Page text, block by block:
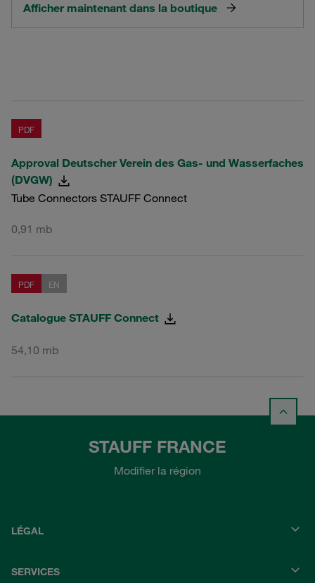
PDF
Approval Deutscher Verein des Gas- und Wasserfaches
(DVGW)
Tube Connectors STAUFF Connect
0,91 mb
PDF EN
Catalogue STAUFF Connect
54,10 mb
Afficher maintenant dans la boutique
STAUFF FRANCE
Modifier la région
LÉGAL
SERVICES